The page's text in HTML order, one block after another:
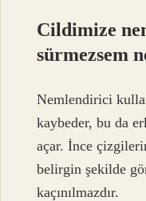
Cildimize
sürmezsem
Nemlendirici
kaybeder, bu da
açar. İnce
belirgin şekilde
kaçınılmazdır.